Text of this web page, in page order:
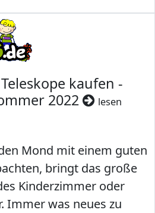
kaufen -
2022
lesen
Mond mit einem guten
bringt das große
Kinderzimmer oder
Immer was neues zu